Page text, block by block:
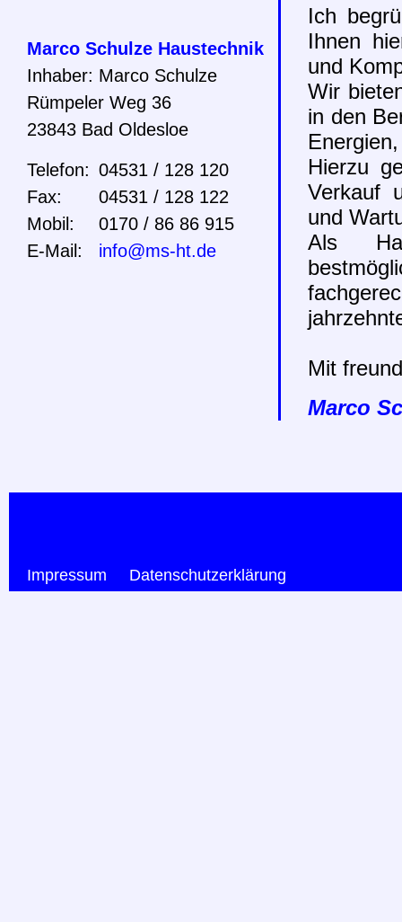
Marco Schulze Haustechnik
Inhaber: Marco Schulze
Rümpeler Weg 36
23843 Bad Oldesloe
Telefon: 04531 / 128 120
Fax:
04531 / 128 122
Mobil:
0170 / 86 86 915
E-Mail:
info@ms-ht.de
Ich
Ihnen
und
Wir
in den
Energien
Hierzu
Verkauf
und
Als
Mit
Marco
Impressum Datenschutzerklärung